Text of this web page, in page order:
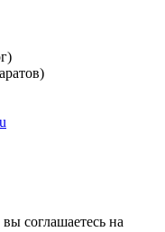
соглашаетесь на